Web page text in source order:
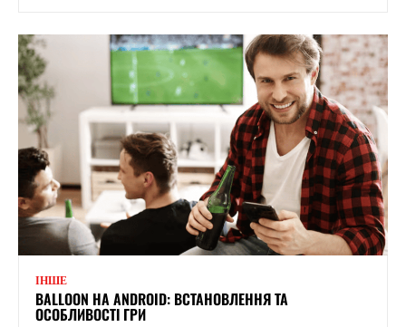
ІНШЕ
BALLOON НА ANDROID: ВСТАНОВЛЕННЯ ТА
ОСОБЛИВОСТІ ГРИ